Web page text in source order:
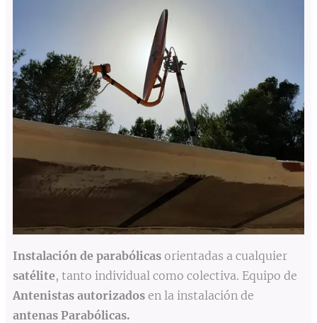
Instalación de parabólicas orientadas a cualquier
satélite, tanto individual como colectiva. Equipo de
Antenistas autorizados en la instalación de
antenas Parabólicas.